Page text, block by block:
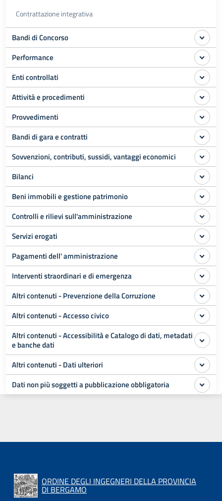
Contrattazione integrativa
Bandi di Concorso
Performance
Enti controllati
Attività e procedimenti
Provvedimenti
Bandi di gara e contratti
Sovvenzioni, contributi, sussidi, vantaggi economici
Bilanci
Beni immobili e gestione patrimonio
Controlli e rilievi sull'amministrazione
Servizi erogati
Pagamenti dell' amministrazione
Interventi straordinari e di emergenza
Altri contenuti - Prevenzione della Corruzione
Altri contenuti - Accesso civico
Altri contenuti - Accessibilità e Catalogo di dati, metadati
e banche dati
Altri contenuti - Dati ulteriori
Dati non più soggetti a pubblicazione obbligatoria
ORDINE DEGLI INGEGNERI DELLA PROVINCIA
DI BERGAMO